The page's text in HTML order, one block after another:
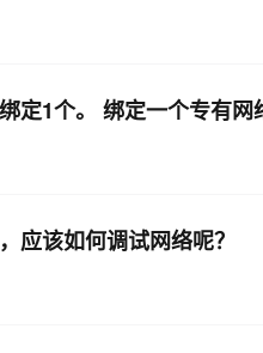
1个。 绑定一个专有网
该如何调试网络呢？